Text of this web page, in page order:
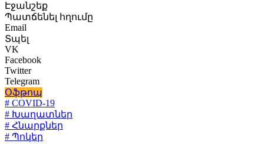
Էջանշեք
Պատճենել հղումը
Email
Տպել
VK
Facebook
Twitter
Telegram
Օֆթոպ
# COVID-19
# Խաղատներ
# Հնարքներ
# Պոկեր